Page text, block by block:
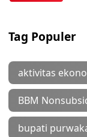
Tag Populer
aktivitas
BBM
bupati